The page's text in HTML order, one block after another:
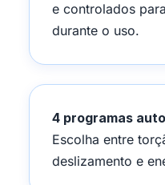
e controlados
durante o uso.
4 programas
Escolha entre
deslizamento e